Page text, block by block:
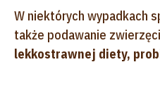
W niektórych wypadkach
także podawanie
lekkostrawnej diety,